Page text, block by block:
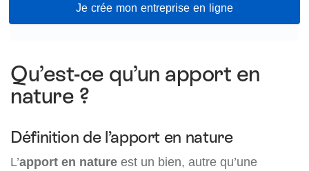
Je crée mon entreprise en ligne
Qu’est-ce qu’un apport en
nature ?
Définition de l’apport en nature
L’apport en nature est un bien, autre qu’une